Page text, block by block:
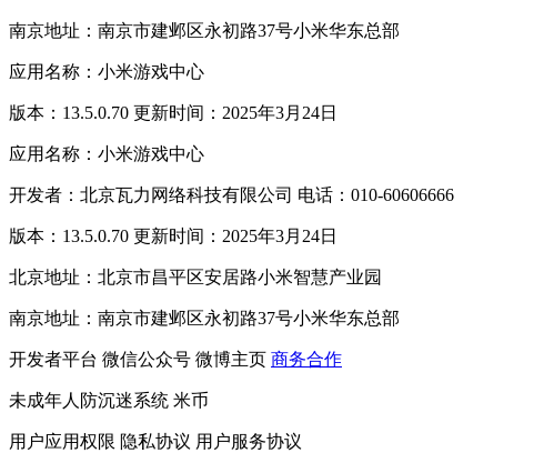
南京地址：南京市建邺区永初路37号小米华东总部
应用名称：小米游戏中心
版本：13.5.0.70 更新时间：2025年3月24日
应用名称：小米游戏中心
开发者：北京瓦力网络科技有限公司 电话：010-60606666
版本：13.5.0.70 更新时间：2025年3月24日
北京地址：北京市昌平区安居路小米智慧产业园
南京地址：南京市建邺区永初路37号小米华东总部
开发者平台 微信公众号 微博主页 商务合作
未成年人防沉迷系统 米币
用户应用权限 隐私协议 用户服务协议